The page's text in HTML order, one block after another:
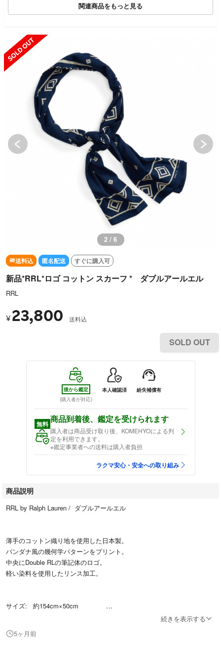
関連商品をもっと見る
2 / 6
送料込 匿名配送 すぐに購入可
新品*RRL*ロゴ コットン スカーフ * ダブルアールエル
RRL
¥ 23,800 送料込
SOLD OUT
後から鑑定
(購入者が対応)
本人確認済 紛失補償有
無料 商品到着後、鑑定を受けられます
購入者は商品受け取り後、KOMEHYOによる判
定を利用できます。
※鑑定事業者への送料は購入者負担
ラクマ安心・安全への取り組み
商品説明
RRL by Ralph Lauren / ダブルアールエル
薄手のコットン織り地を使用した日本製。
バンダナ風の幾何学パターンをプリント。
中央にDouble RLの筆記体のロゴ。
軽い染料を使用したリンス加工。
サイズ: 約154cm×50cm
正規品。新品未使用品。 （定価\35,200 ）
続きを表示する
5ヶ月前